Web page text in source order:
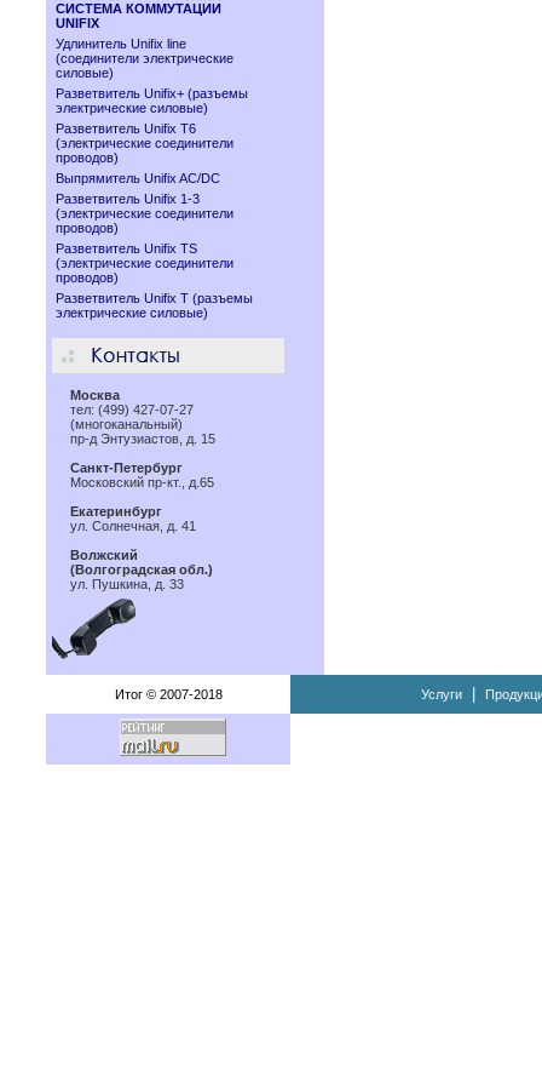
СИСТЕМА КОММУТАЦИИ
UNIFIX
Удлинитель Unifix line
(соединители электрические
силовые)
Разветвитель Unifix+ (разъемы
электрические силовые)
Разветвитель Unifix T6
(электрические соединители
проводов)
Выпрямитель Unifix AC/DC
Разветвитель Unifix 1-3
(электрические соединители
проводов)
Разветвитель Unifix TS
(электрические соединители
проводов)
Разветвитель Unifix T (разъемы
электрические силовые)
Москва
тел: (499) 427-07-27
(многоканальный)
пр-д Энтузиастов, д. 15
Санкт-Петербург
Московский пр-кт., д.65
Екатеринбург
ул. Солнечная, д. 41
Волжский
(Волгоградская обл.)
ул. Пушкина, д. 33
Итог © 2007-2018 Услуги